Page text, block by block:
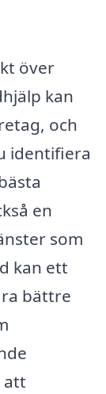
över
kan
och
identifiera
en
som
kan ett
bättre
att